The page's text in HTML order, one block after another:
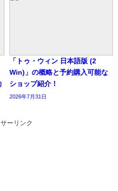
「トゥ・ウィン 日本語版 (2
Win)」の概略と予約購入可能な
ショップ紹介！
2026年7月31日
ーリンク